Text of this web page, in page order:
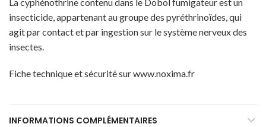
insecticide, appartenant au groupe des pyréthrinoïdes, qui
agit par contact et par ingestion sur le système nerveux des
insectes.
Fiche technique et sécurité surwww.noxima.fr
INFORMATIONS COMPLÉMENTAIRES